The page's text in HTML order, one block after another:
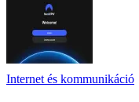
Internet és kommunikáció